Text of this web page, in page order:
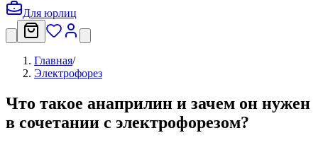
Для юрлиц
Главная/
Электрофорез
Что такое анаприлин и зачем он нужен
в сочетании с электрофорезом?